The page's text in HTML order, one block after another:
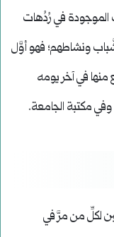
في رُدُهات
ونشاطهم؛ فهو أوَّل
منها في آخر يومه
مكتبة الجامعة.
لكلِّ من مرَّ في